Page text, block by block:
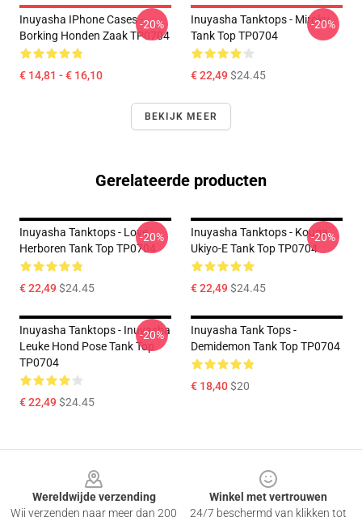
Inuyasha IPhone Cases -
Borking Honden Zaak TP0704
€ 14,81 - € 16,10
-20%
Inuyasha Tanktops - Miroku
Tank Top TP0704
€ 22,49$24.45
-20%
BEKIJK MEER
Gerelateerde producten
Inuyasha Tanktops - Love
Herboren Tank Top TP0704
€ 22,49$24.45
-20%
Inuyasha Tanktops - Kouga
Ukiyo-E Tank Top TP0704
€ 22,49$24.45
-20%
Inuyasha Tanktops - Inuyasha
Leuke Hond Pose Tank Top
TP0704
€ 22,49$24.45
-20%
Inuyasha Tank Tops -
Demidemon Tank Top TP0704
€ 18,40$20
Wereldwijde verzending
Wij verzenden naar meer dan 200
Winkel met vertrouwen
24/7 beschermd van klikken tot